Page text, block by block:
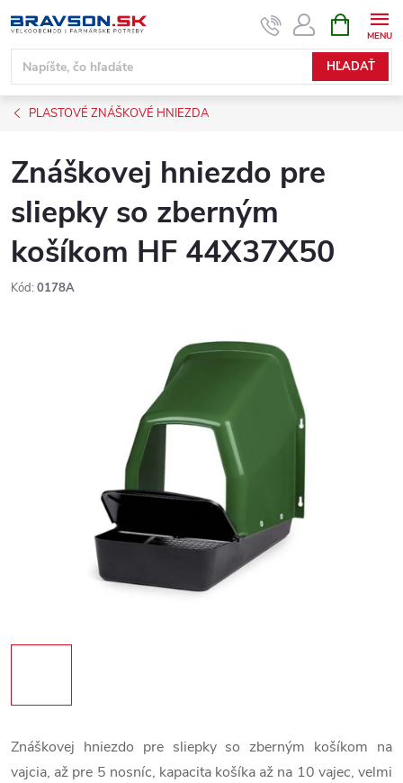
na
obsah
HĽADAŤ
KOŠÍK
PLASTOVÉ ZNÁŠKOVÉ HNIEZDA
Znáškovej hniezdo pre
sliepky so zberným
košíkom HF 44X37X50
Kód: 0178A
Znáškovej hniezdo pre sliepky so zberným košíkom na
vajcia, až pre 5 nosníc, kapacita košíka až na 10 vajec, velmi